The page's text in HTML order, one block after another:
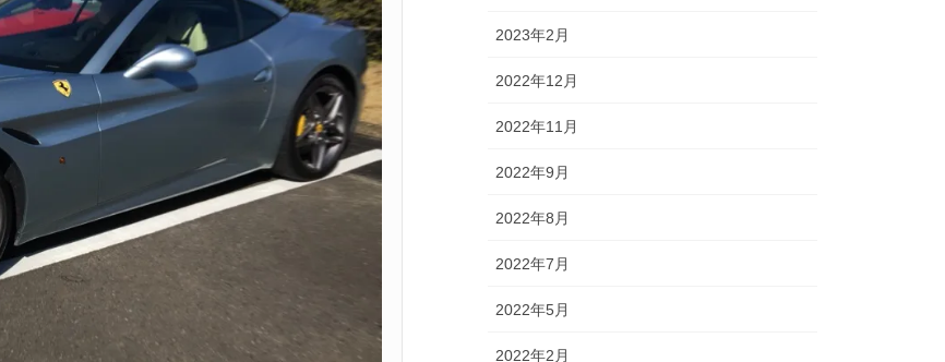
2023年2月
2022年12月
2022年11月
2022年9月
2022年8月
2022年7月
2022年5月
2022年2月